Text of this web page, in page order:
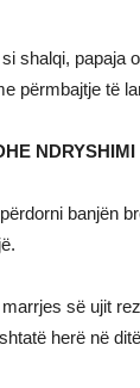
shalqi, papaja
përmbajtje të
banjën
së ujit
herë në